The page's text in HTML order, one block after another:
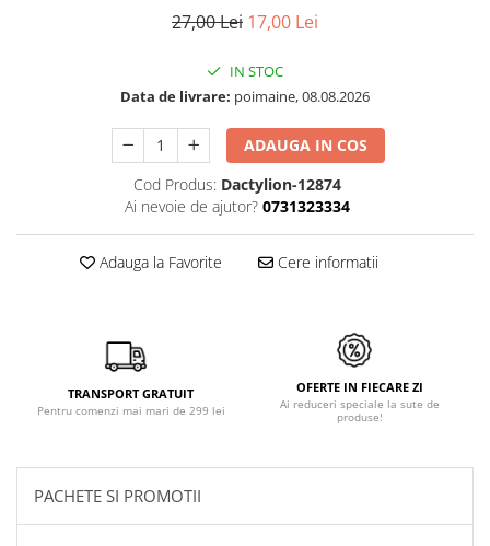
27,00 Lei 17,00 Lei
IN STOC
Data de livrare: poimaine, 08.08.2026
ADAUGA IN COS
Cod Produs: Dactylion-12874
Ai nevoie de ajutor? 0731323334
Adauga la Favorite Cere informatii
TRANSPORT GRATUIT
Pentru comenzi mai mari de 299 lei
OFERTE IN FIECARE ZI
Ai reduceri speciale la sute de
produse!
PACHETE SI PROMOTII